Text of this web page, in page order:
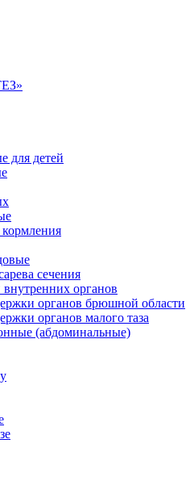
для детей
сечения
органов
органов брюшной области
органов малого таза
(абдоминальные)